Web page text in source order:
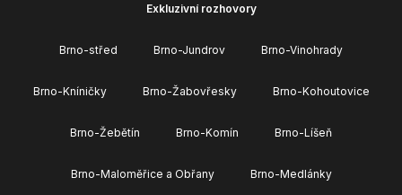
Exkluzivní rozhovory
Brno-střed Brno-Jundrov Brno-Vinohrady
Brno-Kníničky Brno-Žabovřesky Brno-Kohoutovice
Brno-Žebětín Brno-Komín Brno-Líšeň
Brno-Maloměřice a Obřany Brno-Medlánky